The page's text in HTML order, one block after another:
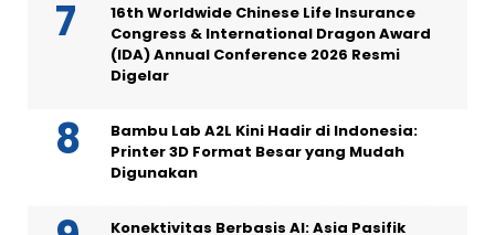
16th Worldwide Chinese Life Insurance
Congress & International Dragon Award
(IDA) Annual Conference 2026 Resmi
Digelar
Bambu Lab A2L Kini Hadir di Indonesia:
Printer 3D Format Besar yang Mudah
Digunakan
Konektivitas Berbasis AI: Asia Pasifik